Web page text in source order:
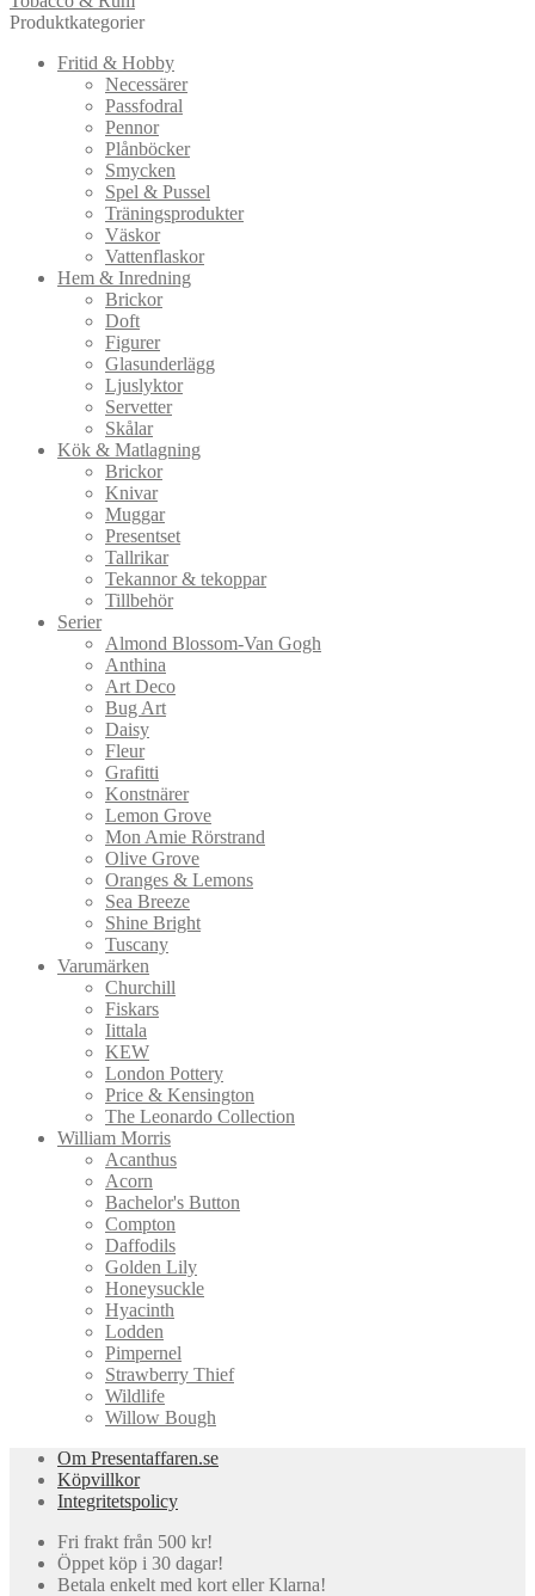
Produktkategorier
Fritid & Hobby
Necessärer
Passfodral
Pennor
Plånböcker
Smycken
Spel & Pussel
Träningsprodukter
Väskor
Vattenflaskor
Hem & Inredning
Brickor
Doft
Figurer
Glasunderlägg
Ljuslyktor
Servetter
Skålar
Kök & Matlagning
Brickor
Knivar
Muggar
Presentset
Tallrikar
Tekannor & tekoppar
Tillbehör
Serier
Almond Blossom-Van Gogh
Anthina
Art Deco
Bug Art
Daisy
Fleur
Grafitti
Konstnärer
Lemon Grove
Mon Amie Rörstrand
Olive Grove
Oranges & Lemons
Sea Breeze
Shine Bright
Tuscany
Varumärken
Churchill
Fiskars
Iittala
KEW
London Pottery
Price & Kensington
The Leonardo Collection
William Morris
Acanthus
Acorn
Bachelor's Button
Compton
Daffodils
Golden Lily
Honeysuckle
Hyacinth
Lodden
Pimpernel
Strawberry Thief
Wildlife
Willow Bough
Om Presentaffaren.se
Köpvillkor
Integritetspolicy
Fri frakt från 500 kr!
Öppet köp i 30 dagar!
Betala enkelt med kort eller Klarna!